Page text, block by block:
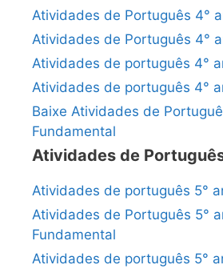
Atividades de Português 4°
Atividades de Português 4°
Atividades de português 4°
Atividades de português 4°
Baixe Atividades de
Fundamental
Atividades de
Atividades de português 5°
Atividades de Português 5°
Fundamental
Atividades de português 5°